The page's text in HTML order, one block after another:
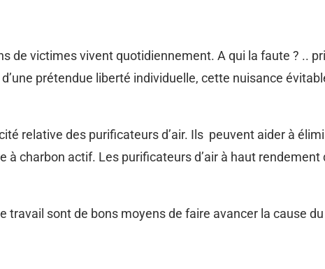
de victimes vivent quotidiennement. A qui la faute ? ..
prétendue liberté individuelle, cette nuisance
relative des purificateurs d’air. Ils peuvent aider à
à charbon actif. Les purificateurs d’air à haut
travail sont de bons moyens de faire avancer la cause